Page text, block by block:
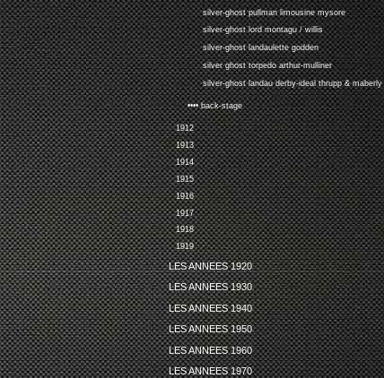
silver-ghost pullman limousine mysore
silver-ghost lord montagu / willis
silver-ghost landaulette godden
silver ghost torpedo arthur-mulliner
silver-ghost landau derby-ideal thrupp & maberly
•••• back-stage
1912
1913
1914
1915
1916
1917
1918
1919
LES ANNEES 1920
LES ANNEES 1930
LES ANNEES 1940
LES ANNEES 1950
LES ANNEES 1960
LES ANNEES 1970